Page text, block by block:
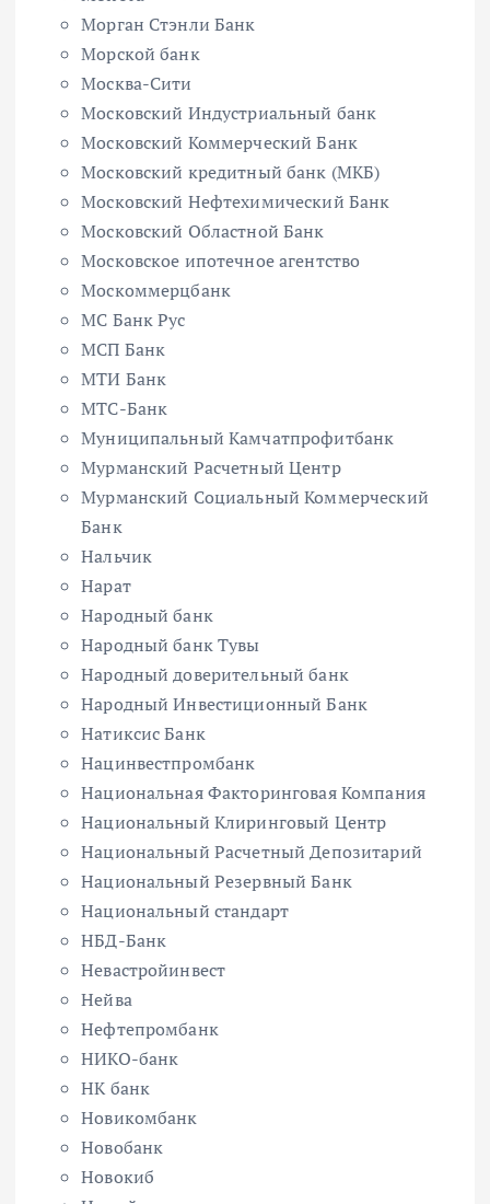
Морган Стэнли Банк
Морской банк
Москва-Сити
Московский Индустриальный банк
Московский Коммерческий Банк
Московский кредитный банк (МКБ)
Московский Нефтехимический Банк
Московский Областной Банк
Московское ипотечное агентство
Москоммерцбанк
МС Банк Рус
МСП Банк
МТИ Банк
МТС-Банк
Муниципальный Камчатпрофитбанк
Мурманский Расчетный Центр
Мурманский Социальный Коммерческий
Банк
Нальчик
Нарат
Народный банк
Народный банк Тувы
Народный доверительный банк
Народный Инвестиционный Банк
Натиксис Банк
Нацинвестпромбанк
Национальная Факторинговая Компания
Национальный Клиринговый Центр
Национальный Расчетный Депозитарий
Национальный Резервный Банк
Национальный стандарт
НБД-Банк
Невастройинвест
Нейва
Нефтепромбанк
НИКО-банк
НК банк
Новикомбанк
Новобанк
Новокиб